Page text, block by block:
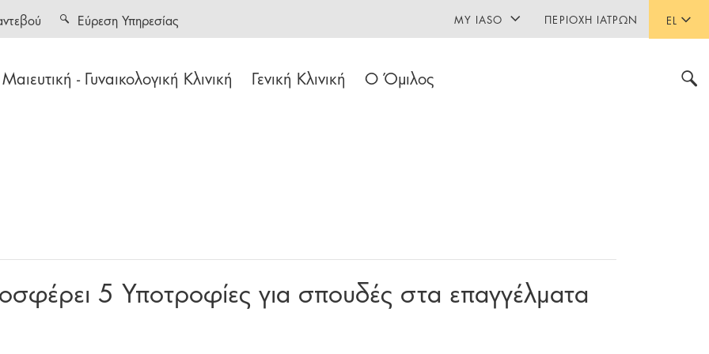
EL
Μαιευτική - Γυναικολογική Κλινική Γενική Κλινική Ο Όμιλος
Εύρεση Υπηρεσίας MY IASO ΠΕΡΙΟΧΉ ΙΑΤΡΏΝ
5 Υποτροφίες για σπουδές στα επαγγέλματα